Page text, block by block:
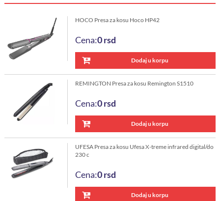
HOCO Presa za kosu Hoco HP42
Cena:0rsd
Dodaj u korpu
REMINGTON Presa za kosu Remington S1510
Cena:0rsd
Dodaj u korpu
UFESA Presa za kosu Ufesa X-treme infrared digital/do
230 c
Cena:0rsd
Dodaj u korpu